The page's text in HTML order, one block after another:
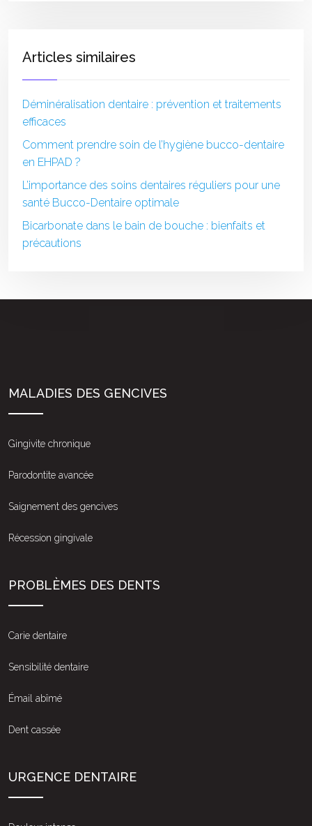
Articles similaires
Déminéralisation dentaire : prévention et traitements
efficaces
Comment prendre soin de l’hygiène bucco-dentaire
en EHPAD ?
L’importance des soins dentaires réguliers pour une
santé Bucco-Dentaire optimale
Bicarbonate dans le bain de bouche : bienfaits et
précautions
MALADIES DES GENCIVES
Gingivite chronique
Parodontite avancée
Saignement des gencives
Récession gingivale
PROBLÈMES DES DENTS
Carie dentaire
Sensibilité dentaire
Émail abîmé
Dent cassée
URGENCE DENTAIRE